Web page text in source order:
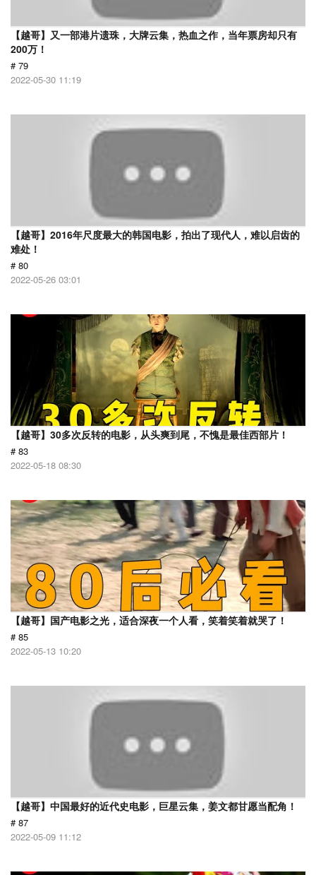
【越哥】又一部港片遗珠，大牌云集，热血之作，当年票房却只有
200万！
# 79
2022-05-30 11:19
【越哥】2016年尺度最大的韩国电影，拍出了现代人，难以启齿的
难处！
# 80
2022-05-26 03:01
【越哥】30多次反转的电影，从头爽到尾，不愧是最佳西部片！
# 83
2022-05-18 08:30
【越哥】国产电影之光，适合深夜一个人看，笑着笑着就哭了！
# 85
2022-05-13 10:20
【越哥】中国最好的近代史电影，巨星云集，姜文都甘愿当配角！
# 87
2022-05-09 11:12